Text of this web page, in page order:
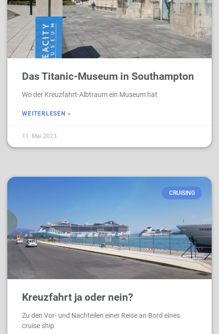
Das Titanic-Museum in Southampton
Wo der Kreuzfahrt-Albtraum ein Museum hat
WEITERLESEN »
11. Mai 2023
CRUISING
Kreuzfahrt ja oder nein?
Zu den Vor- und Nachteilen einer Reise an Bord eines
cruise ship